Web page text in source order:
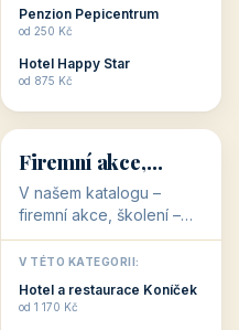
Penzion Pepicentrum
od 250 Kč
Hotel Happy Star
od 875 Kč
💼
💼
31 objektů
Firemní akce,
školení
V našem katalogu –
firemní akce, školení –
jsou pro Vás připraveny
objekty, které mají
zkušenosti pořádat i
menší firemní akce a
V TÉTO KATEGORII:
Hotel a restaurace Koníček
od 1 170 Kč